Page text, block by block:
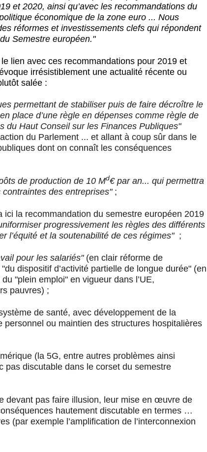
et 2020, ainsi qu’avec les recommandations du
économique de la zone euro ... Nous
réformes et investissements clefs qui répondent
Semestre européen."
lien avec ces recommandations pour 2019 et
irrésistiblement une actualité récente ou
salée :
permettant de stabiliser puis de faire décroître le
place d’une règle en dépenses comme règle de
du Haut Conseil sur les Finances Publiques"
du Parlement ... et allant à coup sûr dans le
dont on connaît les conséquences
de production de 10 Md€ par an... qui permettra
des entreprises";
la recommandation du semestre européen 2019
progressivement les règles des différents
l’équité et la soutenabilité de ces régimes" ;
pour les salariés"(en clair réforme de
dispositif d’activité partielle de longue durée" (en
"plein emploi" en vigueur dans l’UE,
pauvres) ;
de santé, avec développement de la
ou maintien des structures hospitalières
(la 5G, entre autres problèmes ainsi
pas discutable dans le corset du semestre
devant pas faire illusion, leur mise en œuvre de
hautement discutable en termes …
(par exemple l’amplification de l’interconnexion